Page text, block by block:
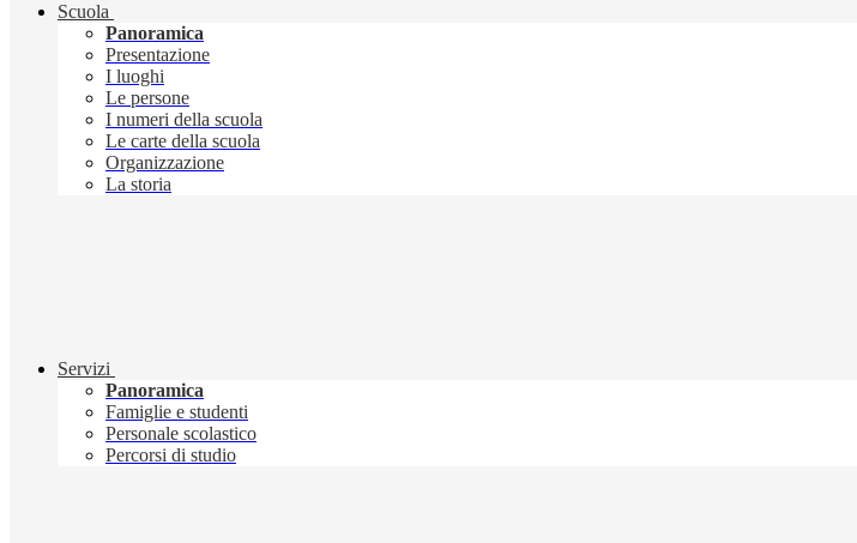
Scuola
Panoramica
Presentazione
I luoghi
Le persone
I numeri della scuola
Le carte della scuola
Organizzazione
La storia
Servizi
Panoramica
Famiglie e studenti
Personale scolastico
Percorsi di studio